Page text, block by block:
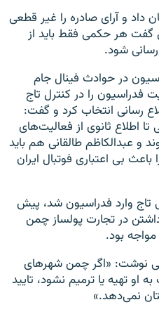
و آرای صادره را غیر قطعی
گفت هر حکمی فقط باید از
شود.
در حوادث فینال جام
را در کنترل تاج
رسانی انتخاب کرد و گفت:
اطلاع ثانوی از فعالیت‌های
و عبدالکاظم طالقانی هم باید
بی اعتباری فوتبال ایران
تاج وارد فدراسیون شد، پیش
در تجارت پولساز چمن
بود.
نوشت: «اگر چمن شهرهای
تهیه یا ترمیم نشود، تایید
نمی‌دهد.»